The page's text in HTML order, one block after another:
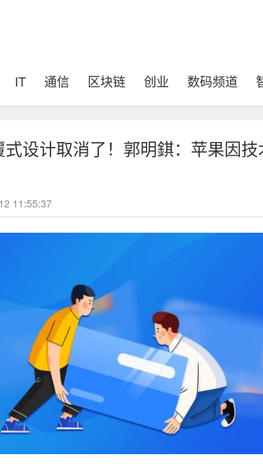
IT 通信 区块链 创业 数码频道
式设计取消了！郭明錤：苹果因
11:55:37